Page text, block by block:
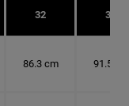
32 34
86.3 cm 91.5 cm